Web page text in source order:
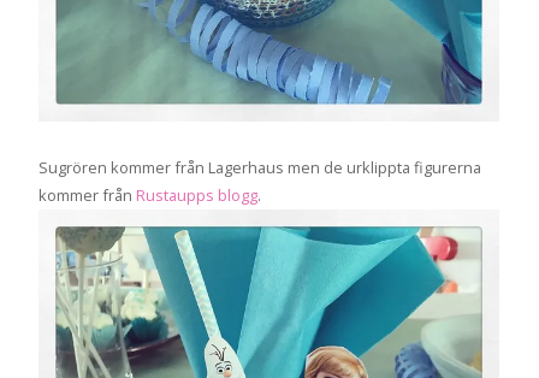
Sugrören kommer från Lagerhaus men de urklippta figurerna
kommer från Rustaupps blogg.